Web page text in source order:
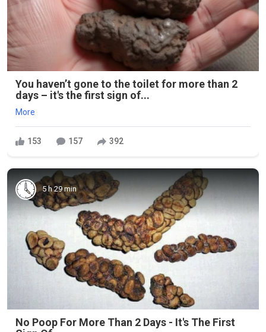
You haven’t gone to the toilet for more than 2
days – it's the first sign of...
More
153 157 392
5 h 29 min
No Poop For More Than 2 Days - It's The First